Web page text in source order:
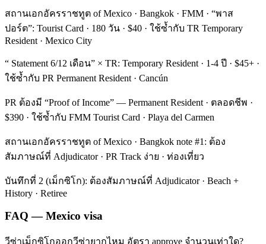
สถานเอกอัครราชทูต of Mexico · Bangkok · FMM · “พาส
ปอร์ต”: Tourist Card · 180 วัน · $40 · ใช้ซ้ำกับ TR Temporary
Resident · Mexico City
“ Statement 6/12 เดือน” × TR: Temporary Resident · 1-4 ปี · $45+ ·
ใช้ซ้ำกับ PR Permanent Resident · Cancún
PR ต้องมี “Proof of Income” — Permanent Resident · ตลอดชีพ ·
$390 · ใช้ซ้ำกับ FMM Tourist Card · Playa del Carmen
สถานเอกอัครราชทูต of Mexico · Bangkok note #1: ต้อง
สัมภาษณ์ที่ Adjudicator · PR Track ง่าย · ท่องเที่ยว
บันทึกที่ 2 (เม็กซิโก): ต้องสัมภาษณ์ที่ Adjudicator · Beach +
History · Retiree
FAQ — Mexico visa
วีซ่าเม็กซิโกออกวีซ่ายากไหม อัตรา approve จำนวนเท่าใด?